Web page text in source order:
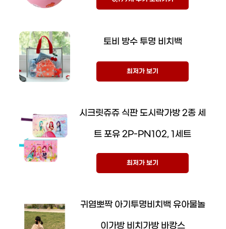
토비 방수 투명 비치백
최저가 보기
시크릿쥬쥬 식판 도시락가방 2종 세
트 포유 2P-PN102, 1세트
최저가 보기
귀염뽀짝 아기투명비치백 유아물놀
이가방 비치가방 바캉스